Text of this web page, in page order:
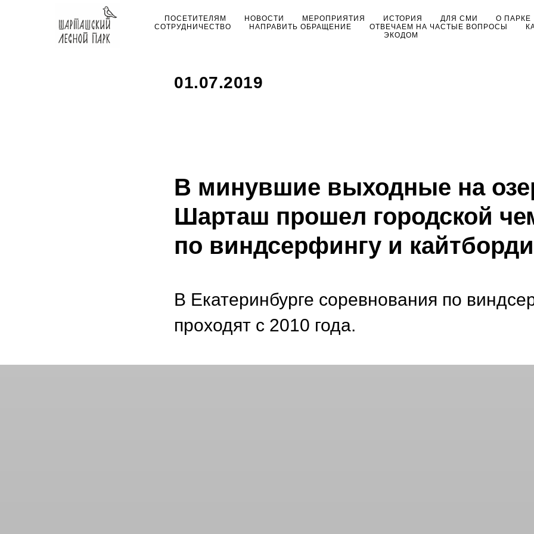
ПОСЕТИТЕЛЯМ НОВОСТИ МЕРОПРИЯТИЯ ИСТОРИЯ ДЛЯ СМИ О ПАРКЕ
СОТРУДНИЧЕСТВО
НАПРАВИТЬ ОБРАЩЕНИЕ ОТВЕЧАЕМ НА ЧАСТЫЕ ВОПРОСЫ
ЭКОДОМ
01.07.2019
В минувшие выходные на
Шарташ прошел городской
по виндсерфингу и
В Екатеринбурге соревнования по
проходят с 2010 года.